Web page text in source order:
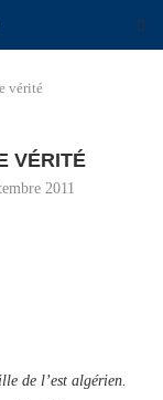
vérité
VÉRITÉ
2011
de l’est algérien.